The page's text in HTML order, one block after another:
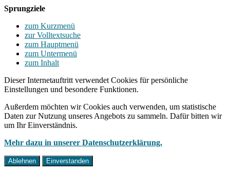
Sprungziele
zum Kurzmenü
zur Volltextsuche
zum Hauptmenü
zum Untermenü
zum Inhalt
Dieser Internetauftritt verwendet Cookies für persönliche
Einstellungen und besondere Funktionen.
Außerdem möchten wir Cookies auch verwenden, um statistische
Daten zur Nutzung unseres Angebots zu sammeln. Dafür bitten wir
um Ihr Einverständnis.
Mehr dazu in unserer Datenschutzerklärung.
Ablehnen Einverstanden